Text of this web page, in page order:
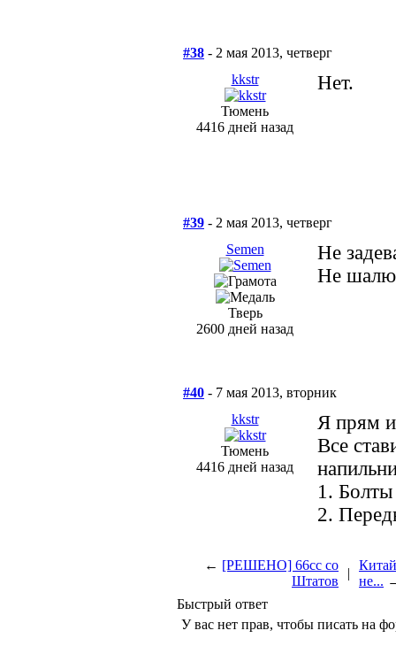
#38 - 2 мая 2013, четверг
kkstr
Тюмень
4416 дней назад
Нет.
#39 - 2 мая 2013, четверг
Semen
Тверь
2600 дней назад
Не
Не
#40 - 7 мая 2013, вторник
kkstr
Тюмень
4416 дней назад
Я прям и
Все
1. Болты
2.
← [РЕШЕНО] 66сс со
Штатов
|
не...
Быстрый ответ
У вас нет прав, чтобы писать на